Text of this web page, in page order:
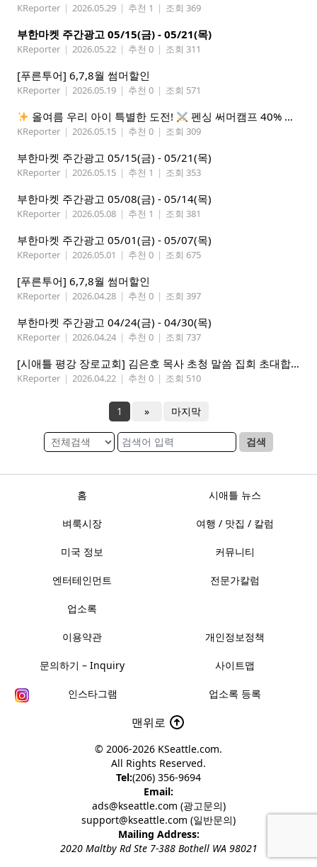
KReporter | 2026.05.29 | 추천 1 | 조회 369
부한마켓 주간광고 05/15(금) - 05/21(목)
KReporter | 2026.05.22 | 추천 0 | 조회 311
[푸른투어] 6,7,8월 썸머할인
KReporter | 2026.05.19 | 추천 0 | 조회 571
올여름 우리 아이 특별한 도전! 펜싱 써머캠프 40% 선착순 할인
KReporter | 2026.05.15 | 추천 0 | 조회 309
부한마켓 주간광고 05/15(금) - 05/21(목)
KReporter | 2026.05.15 | 추천 1 | 조회 353
부한마켓 주간광고 05/08(금) - 05/14(목)
KReporter | 2026.05.08 | 추천 1 | 조회 381
부한마켓 주간광고 05/01(금) - 05/07(목)
KReporter | 2026.05.01 | 추천 0 | 조회 675
[푸른투어] 6,7,8월 썸머할인
KReporter | 2026.04.28 | 추천 0 | 조회 397
부한마켓 주간광고 04/24(금) - 04/30(목)
KReporter | 2026.04.24 | 추천 0 | 조회 737
[시애틀 평강 장로교회] 김은호 목사 초청 말씀 집회 초대합니다 5/3-5
KReporter | 2026.04.22 | 추천 0 | 조회 510
1 » 마지막
검색
홈 시애틀 뉴스
벼룩시장 여행 / 맛집 / 칼럼
미국 정보 커뮤니티
엔터테인먼트 전문가칼럼
업소록
이용약관 개인정보정책
문의하기 – Inquiry 사이트맵
인스타그램 업소록 등록
맨위로
© 2006-2026 KSeattle.com.
All Rights Reserved.
Tel:(206) 356-9694
Email:
ads@kseattle.com (광고문의)
support@kseattle.com (일반문의)
Mailing Address:
2020 Maltby Rd Ste 7-388 Bothell WA 98021